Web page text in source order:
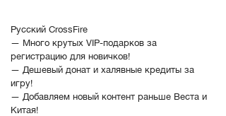
Русский CrossFire
— Много крутых VIP-подарков за
регистрацию для новичков!
— Дешевый донат и халявные кредиты за
игру!
— Добавляем новый контент раньше Веста и
Китая!